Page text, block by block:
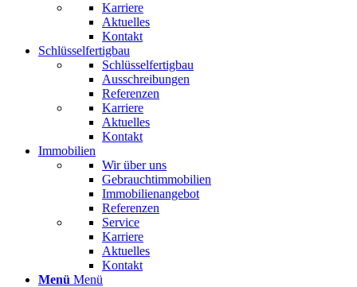
Karriere
Aktuelles
Kontakt
Schlüsselfertigbau
Schlüsselfertigbau
Ausschreibungen
Referenzen
Karriere
Aktuelles
Kontakt
Immobilien
Wir über uns
Gebrauchtimmobilien
Immobilienangebot
Referenzen
Service
Karriere
Aktuelles
Kontakt
Menü Menü